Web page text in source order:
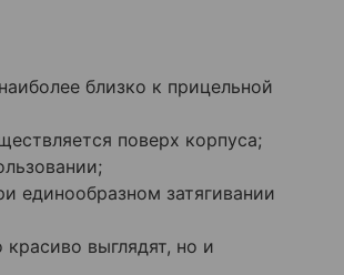
близко к прицельной
поверх корпуса;
единообразном затягивании
выглядят, но и